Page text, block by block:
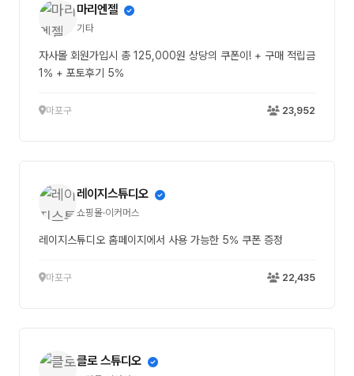
마리엔젤
기타
자사몰 회원가입시 총 125,000원 상당의 쿠폰이! + 구매 적립금
1% + 포토후기 5%
마포구 23,952
레이지스튜디오
쇼핑몰·이커머스
레이지스튜디오 홈페이지에서 사용 가능한 5% 쿠폰 증정
마포구 22,435
클로 스튜디오